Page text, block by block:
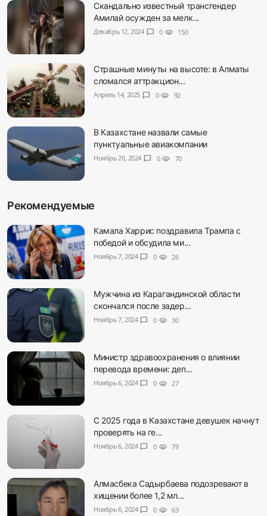
Скандально известный трансгендер
Амилай осужден за мелк...
Декабрь 12, 2024 chat_bubble 0 visibility 150
Страшные минуты на высоте: в Алматы
сломался аттракцион...
Апрель 14, 2025 chat_bubble 0 visibility 92
В Казахстане назвали самые
пунктуальные авиакомпании
Ноябрь 20, 2024 chat_bubble 0 visibility 70
Рекомендуемые
Камала Харрис поздравила Трампа с
победой и обсудила ми...
Ноябрь 7, 2024 chat_bubble 0 visibility 26
Мужчина из Карагандинской области
скончался после задер...
Ноябрь 7, 2024 chat_bubble 0 visibility 30
Министр здравоохранения о влиянии
перевода времени: деп...
Ноябрь 6, 2024 chat_bubble 0 visibility 27
С 2025 года в Казахстане девушек начнут
проверять на ге...
Ноябрь 6, 2024 chat_bubble 0 visibility 79
Алмасбека Садырбаева подозревают в
хищении более 1,2 мл...
Ноябрь 6, 2024 chat_bubble 0 visibility 63